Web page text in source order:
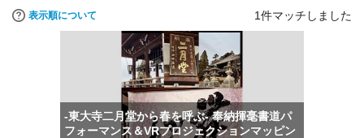
表示順について 1件マッチしました
-東大寺二月堂から春を呼ぶ- 奉納揮毫書道パ
フォーマンス＆VRプロジェクションマッピン